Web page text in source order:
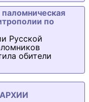
по
Русской
обители